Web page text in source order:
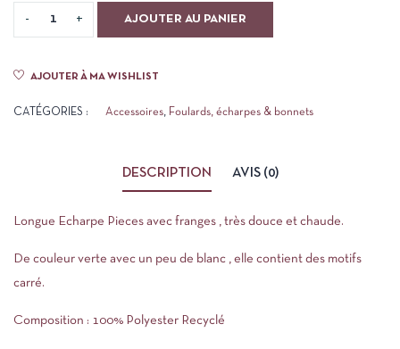
AJOUTER AU PANIER
AJOUTER À MA WISHLIST
CATÉGORIES : Accessoires, Foulards, écharpes & bonnets
DESCRIPTION AVIS (0)
Longue Echarpe Pieces avec franges , très douce et chaude.
De couleur verte avec un peu de blanc , elle contient des motifs
carré.
Composition : 100% Polyester Recyclé